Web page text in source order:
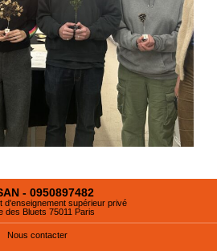
- 0950897482
d'enseignement supérieur privé
des Bluets 75011 Paris
Nous contacter